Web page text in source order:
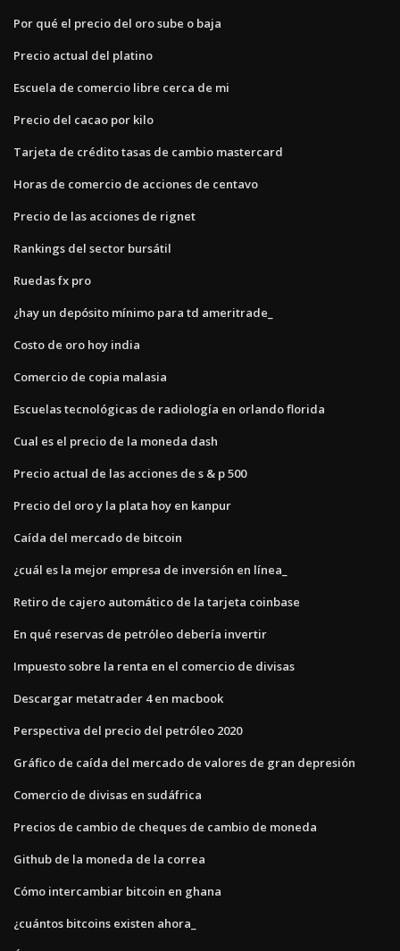
Por qué el precio del oro sube o baja
Precio actual del platino
Escuela de comercio libre cerca de mi
Precio del cacao por kilo
Tarjeta de crédito tasas de cambio mastercard
Horas de comercio de acciones de centavo
Precio de las acciones de rignet
Rankings del sector bursátil
Ruedas fx pro
¿hay un depósito mínimo para td ameritrade_
Costo de oro hoy india
Comercio de copia malasia
Escuelas tecnológicas de radiología en orlando florida
Cual es el precio de la moneda dash
Precio actual de las acciones de s & p 500
Precio del oro y la plata hoy en kanpur
Caída del mercado de bitcoin
¿cuál es la mejor empresa de inversión en línea_
Retiro de cajero automático de la tarjeta coinbase
En qué reservas de petróleo debería invertir
Impuesto sobre la renta en el comercio de divisas
Descargar metatrader 4 en macbook
Perspectiva del precio del petróleo 2020
Gráfico de caída del mercado de valores de gran depresión
Comercio de divisas en sudáfrica
Precios de cambio de cheques de cambio de moneda
Github de la moneda de la correa
Cómo intercambiar bitcoin en ghana
¿cuántos bitcoins existen ahora_